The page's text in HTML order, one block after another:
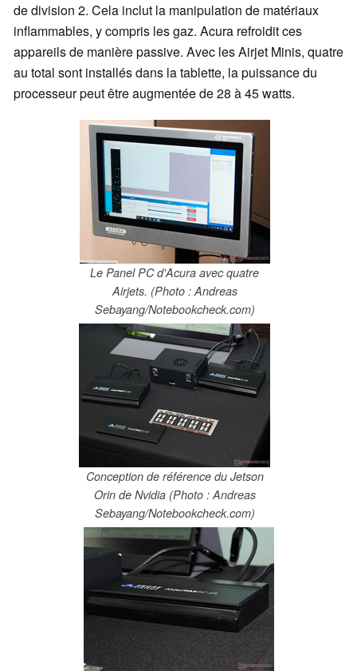
de division 2. Cela inclut la manipulation de matériaux
inflammables, y compris les gaz. Acura refroidit ces
appareils de manière passive. Avec les Airjet Minis, quatre
au total sont installés dans la tablette, la puissance du
processeur peut être augmentée de 28 à 45 watts.
Le Panel PC d'Acura avec quatre
Airjets. (Photo : Andreas
Sebayang/Notebookcheck.com)
Conception de référence du Jetson
Orin de Nvidia (Photo : Andreas
Sebayang/Notebookcheck.com)